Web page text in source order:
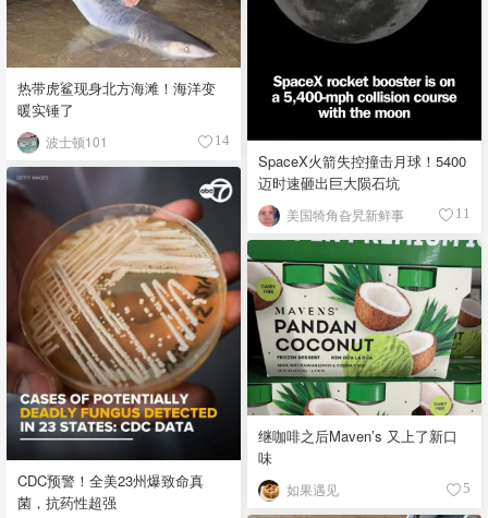
热带虎鲨现身北方海滩！海洋变
暖实锤了
波士顿101 14
SpaceX火箭失控撞击月球！5400
迈时速砸出巨大陨石坑
美国犄角旮旯新鲜事 11
CDC预警！全美23州爆致命真
菌，抗药性超强
继咖啡之后Maven’s 又上了新口
味
如果遇见 5